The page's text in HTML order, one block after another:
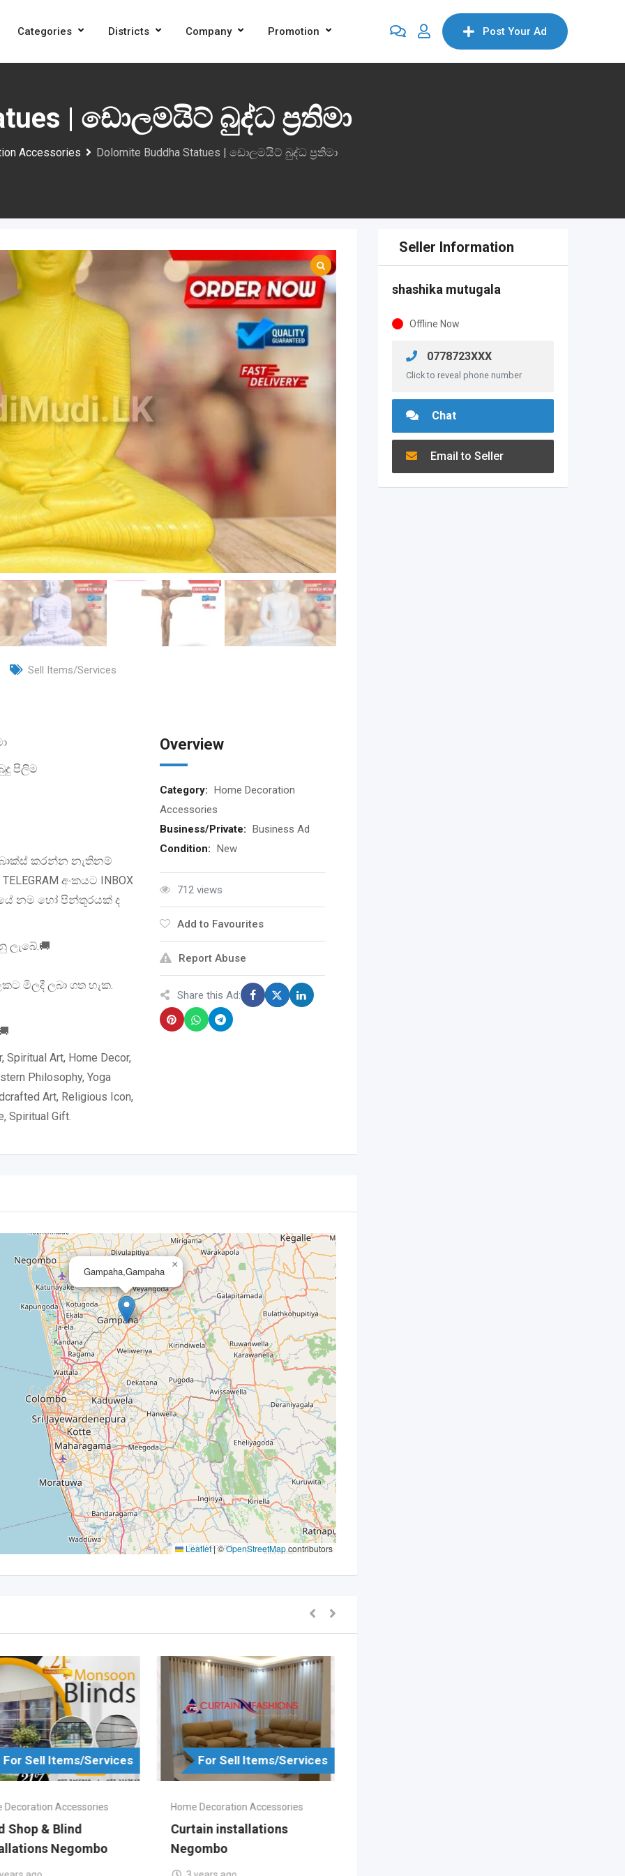
Categories Districts Company Promotion Post Your Ad
| ඩොලමයිට් බුද්ධ ප්‍රතිමා
Accessories Dolomite Buddha Statues | ඩොලමයිට් බුද්ධ ප්‍රතිමා
Sell Items/Services
පිලිම
කරන්න නැතිනම්
අංකයට INBOX
නම හෝ පින්තූරයක් ද
මිලදී ලබා ගත හැක.
Spiritual Art, Home Decor,
Philosophy, Yoga
Art, Religious Icon,
Spiritual Gift.
Overview
Category: Home Decoration
Accessories
Business/Private: Business Ad
Condition: New
712 views
Add to Favourites
Report Abuse
Share this Ad:
Gampaha,Gampaha
×
Leaflet |©OpenStreetMapcontributors
For Sell Items/Services
Decoration Accessories
Shop & Blind
Negombo
For Sell Items/Services
Home Decoration Accessories
Curtain installations
Negombo
Seller Information
shashika mutugala
Offline Now
0778723XXX
Click to reveal phone number
Chat
Email to Seller